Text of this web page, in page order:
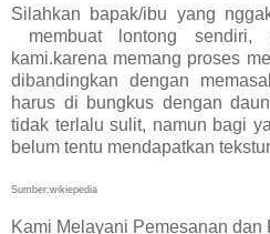
Silahkan bapak/ibu yang
membuat lontong sendiri,
kami.karena memang proses
dibandingkan dengan
harus di bungkus dengan
tidak terlalu sulit, namun bagi
belum tentu mendapatkan
Sumber:wikiepedia
Kami Melayani Pemesanan dan